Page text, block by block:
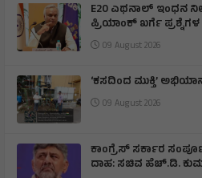
E20 ಎಥನಾಲ್ ಇಂಧನ
ಪ್ರಿಯಾಂಕ್ ಖರ್ಗೆ
09 August 2026
‘ಕಸದಿಂದ ಮುಕ್ತಿ’
09 August 2026
ಕಾಂಗ್ರೆಸ್ ಸರ್ಕಾರ
ದಾಹ: ಸಚಿವ ಹೆಚ್.ಡಿ.